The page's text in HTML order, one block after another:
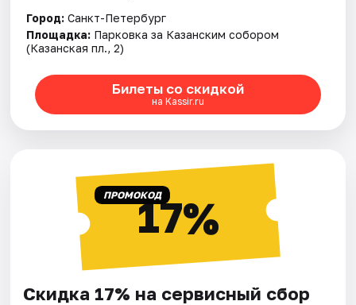
Город: Санкт-Петербург
Площадка: Парковка за Казанским собором
(Казанская пл., 2)
Билеты со скидкой
на Kassir.ru
ПРОМОКОД17%
Скидка 17% на сервисный сбор